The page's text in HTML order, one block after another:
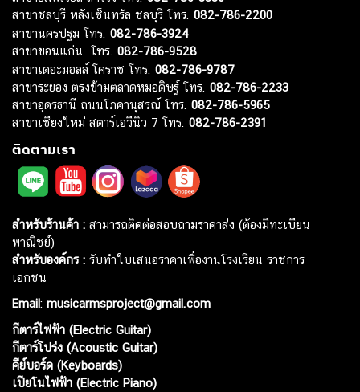
สาขาชลบุรี หลังเซ็นทรัล ชลบุรี โทร. 082-786-2200
สาขานครปฐม โทร. 082-786-3924
สาขาขอนแก่น โทร. 082-786-9528
สาขาเดอะมอลล์ โคราช โทร. 082-786-9787
สาขาระยอง ตรงข้ามตลาดหมอดิษฐ์ โทร. 082-786-2233
สาขาอุดรธานี ถนนโภคานุสรณ์ โทร. 082-786-5965
สาขาเชียงใหม่ สตาร์เอวีนิว 7 โทร. 082-786-2391
ติดตามเรา
สำหรับร้านค้า : สามารถติดต่อสอบถามราคาส่ง (ต้องมีทะเบียน
พาณิชย์)
สำหรับองค์กร : รับทำใบเสนอราคาเพื่องานโรงเรียน ราชการ
เอกชน
Email: musicarmsproject@gmail.com
กีตาร์ไฟฟ้า (Electric Guitar)
กีตาร์โปร่ง (Acoustic Guitar)
คีย์บอร์ด (Keyboards)
เปียโนไฟฟ้า (Electric Piano)